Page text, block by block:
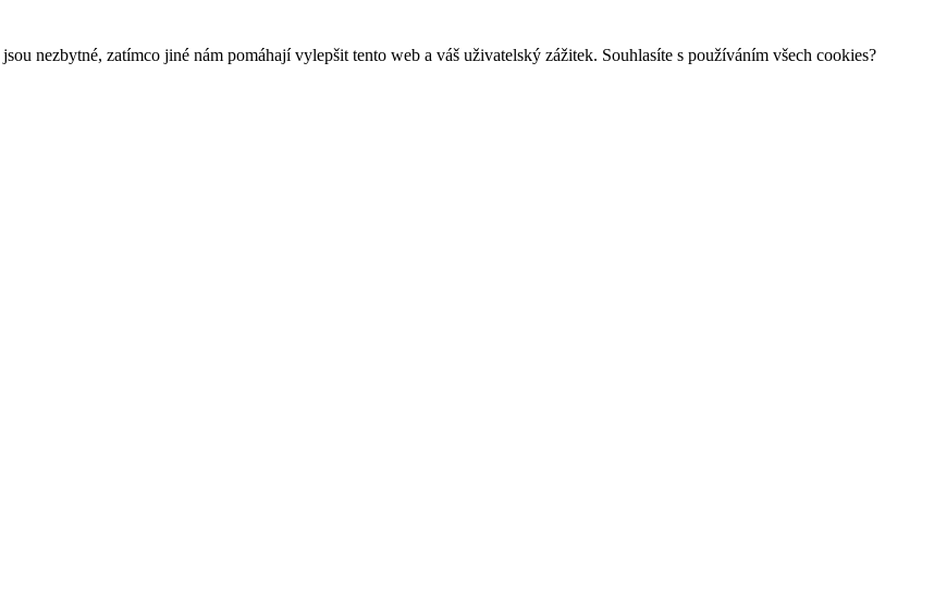
nezbytné, zatímco jiné nám pomáhají vylepšit tento web a váš uživatelský zážitek. Souhlasíte s používáním všech cookies?